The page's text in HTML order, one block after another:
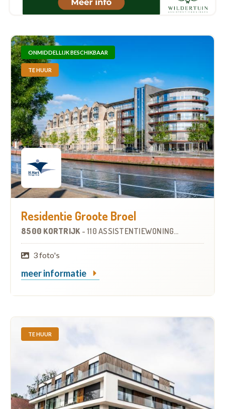
ONMIDDELLIJK BESCHIKBAAR
TE HUUR
Residentie Groote Broel
8500 KORTRIJK - 110 ASSISTENTIEWONINGEN
3 foto's
meer informatie
TE HUUR